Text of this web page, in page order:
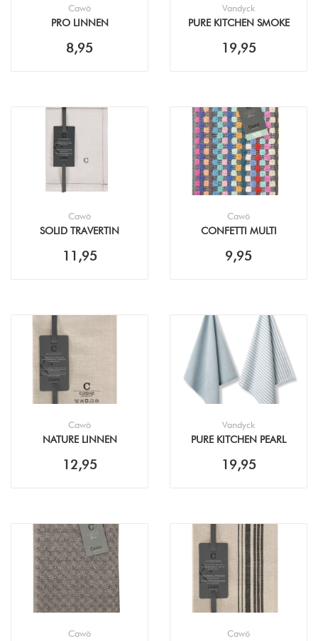
Cawö
PRO LINNEN
8,95
Vandyck
PURE KITCHEN SMOKE
THEEDOEK (60X60CM)
19,95
Cawö
SOLID TRAVERTIN
11,95
Cawö
CONFETTI MULTI
9,95
Cawö
NATURE LINNEN
12,95
Vandyck
PURE KITCHEN PEARL
THEEDOEK (60X60CM)
19,95
Cawö
Cawö